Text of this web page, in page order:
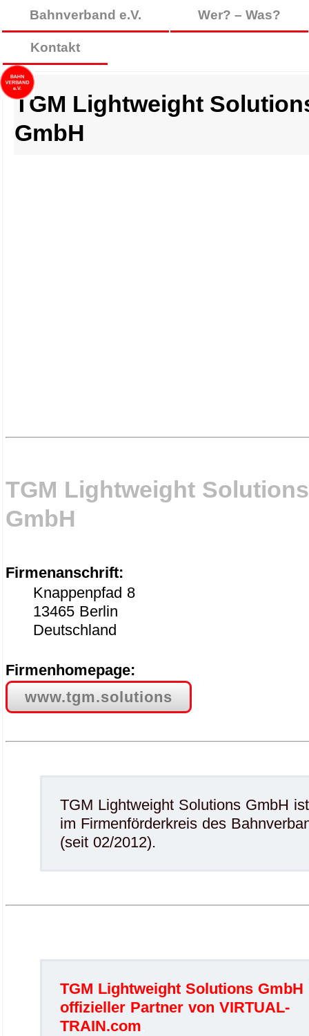
Bahnverband e.V. Wer? – Was?
Kontakt
TGM Lightweight
GmbH
TGM Lightweight Solutions
GmbH
Firmenanschrift:
Knappenpfad 8
13465 Berlin
Deutschland
Firmenhomepage:
www.tgm.solutions
TGM Lightweight Solutions GmbH
im Firmenförderkreis des
(seit 02/2012).
TGM Lightweight Solutions GmbH
offizieller Partner von VIRTUAL-
TRAIN.com